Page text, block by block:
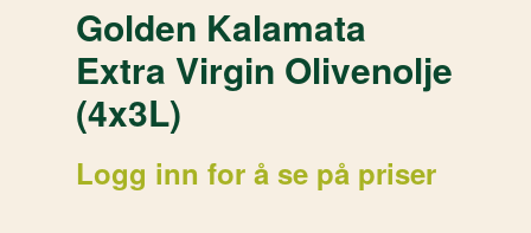
Golden Kalamata
Extra Virgin Olivenolje
(4x3L)
Logg inn for å se på priser